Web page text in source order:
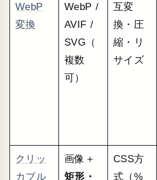
WebP
変換
WebP /
AVIF /
SVG（
複数
可）
互変
換・圧
縮・リ
サイズ
クリッ
カブル
画像＋
矩形・
CSS方
式（%